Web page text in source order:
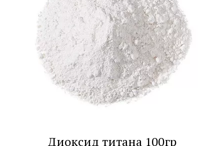
Диоксид титана 100гр